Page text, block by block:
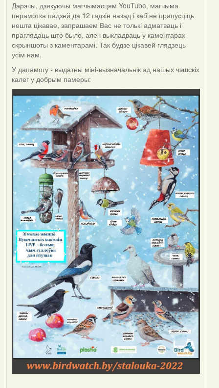
Дарэчы, дзякуючы магчымасцям YouTube, магчыма
перамотка падзей да 12 гадзін назад і каб не прапусціць
нешта цікавае, запрашаем Вас не толькі адматваць і
праглядаць што было, але і выкладваць у каментарах
скрыншоты з каментарамі. Так будзе цікавей глядзець
усім нам.
У дапамогу - выдатны міні-вызначальнік ад нашых чэшскіх
калег у добрым памеры: